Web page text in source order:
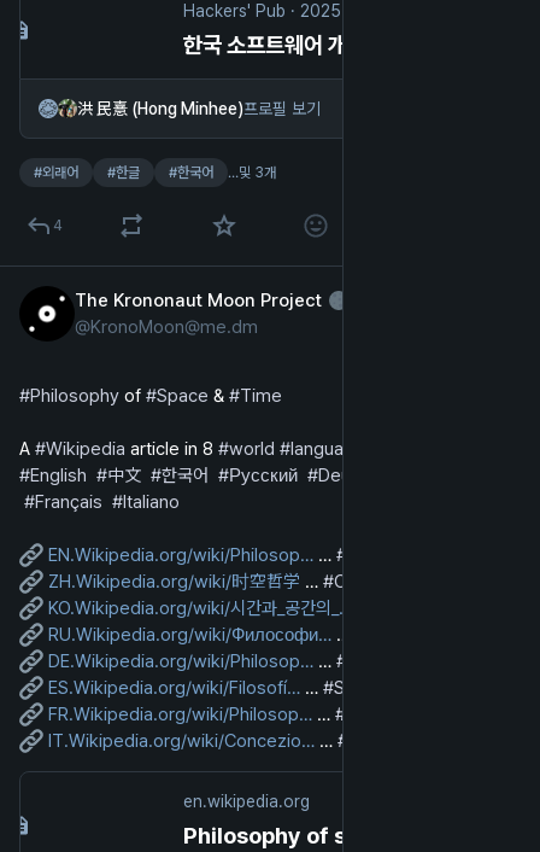
Hackers' Pub · 2025년 3월 28일
洪 民憙 (Hong Minhee)프로필 보기
#외래어 #한글 #한국어 …및 3개
4
The Krononaut Moon Project
@KronoMoon@me.dm
#Philosophy of #Space & #Time
A #Wikipedia article in 8 #world #languages
#English #中文 #한국어 #Русский #Deutsch
#Français #Italiano
EN.Wikipedia.org/wiki/Philosop … #
ZH.Wikipedia.org/wiki/时空哲学 … #Chinese
KO.Wikipedia.org/wiki/시간과_공간의_
RU.Wikipedia.org/wiki/Философи
…
DE.Wikipedia.org/wiki/Philosop
… #
ES.Wikipedia.org/wiki/Filosofí
… #Spanish
FR.Wikipedia.org/wiki/Philosop
… #
IT.Wikipedia.org/wiki/Concezio
… #
en.wikipedia.org